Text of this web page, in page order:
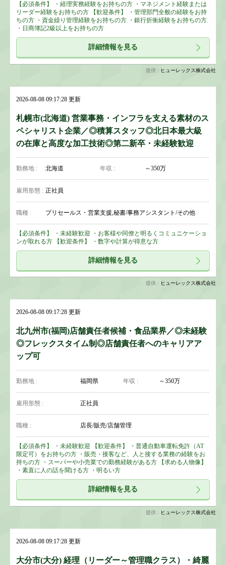
【必須条件】 ・経理実務経験をお持ちの方 ・マネジメント経験または
リーダー経験をお持ちの方 【歓迎条件】 ・管理部門全般の経験をお持
ちの方 ・資金繰り管理経験をお持ちの方 ・銀行折衝経験をお持ちの方
・日商簿記2級以上をお持ちの方
詳細情報を見る
提供 : ヒューレックス株式会社
2026-08-08 09:17:28 更新
札幌市(北海道) 営業事務・インフラを支える素材のス
ペシャリスト企業／◎積算スタッフ◎北日本最大級
の在庫と高度な加工技術◎第二新卒・未経験歓迎
勤務地 : 北海道 年収 : ～350万
雇用形態 : 正社員
職種 : プリセールス・営業支援,秘書/事務アシスタント/その他
【必須条件】 ・未経験歓迎 ・お客様や同僚と明るくコミュニケーショ
ンが取れる方 【歓迎条件】 ・数字や計算が得意な方
詳細情報を見る
提供 : ヒューレックス株式会社
2026-08-08 09:17:28 更新
北九州市(福岡)店舗責任者候補・食品業界／◎未経験
◎フレックスタイム制◎店舗責任者へのキャリアア
ップ可
勤務地 : 福岡県 年収 : ～350万
雇用形態 : 正社員
職種 : 店長/販売/店舗管理
【必須条件】 ・未経験歓迎 【歓迎条件】 ・普通自動車運転免許（AT
限定可）をお持ちの方 ・販売・接客など、人と接する業務の経験をお
持ちの方 ・スーパーや小売業での勤務経験がある方 【求める人物像】
・素直に人の話を聞ける方 ・明るい方
詳細情報を見る
提供 : ヒューレックス株式会社
2026-08-08 09:17:28 更新
大分市(大分) 経理（リーダー～管理職クラス）・綺麗